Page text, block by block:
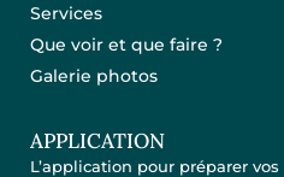
Services
Que voir et que faire ?
Galerie photos
APPLICATION
L’application pour préparer